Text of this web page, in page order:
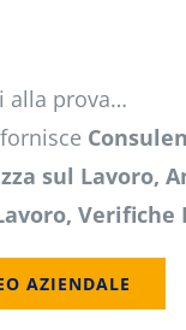
alla prova…
sul Lavoro,
Verifiche
AZIENDALE